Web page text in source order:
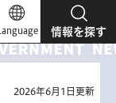
Language 情報を探す
2026年6月1日更新